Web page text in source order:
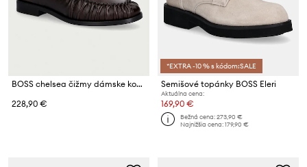
BOSS chelsea čižmy dámske kožené Lycia
228,90 €
*EXTRA -10 % s kódom:SALE
Semišové topánky BOSS Eleri
Aktuálna cena:
169,90 €
Bežná cena:273,90 €
Najnižšia cena:179,90 €